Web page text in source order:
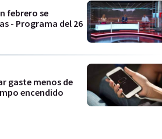
febrero se
- Programa del 26
gaste menos de
encendido